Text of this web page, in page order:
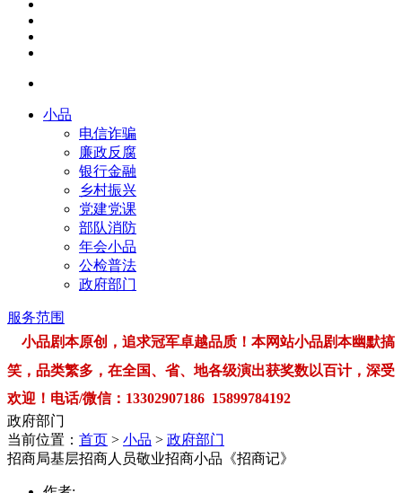
小品
电信诈骗
廉政反腐
银行金融
乡村振兴
党建党课
部队消防
年会小品
公检普法
政府部门
服务范围
小品剧本原创，追求冠军卓越品质！本网站小品剧本幽默搞
笑，品类繁多，在全国、省、地各级演出获奖数以百计，深受
欢迎！电话/微信：13302907186 15899784192
政府部门
当前位置： 首页 > 小品 > 政府部门
招商局基层招商人员敬业招商小品《招商记》